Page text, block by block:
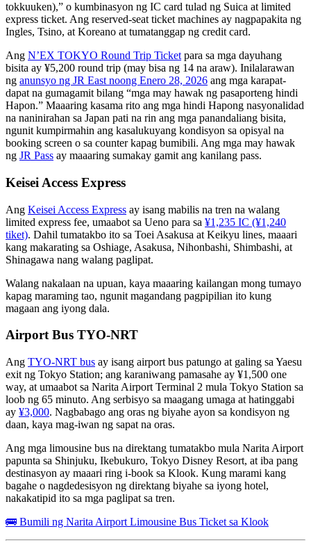
tokkuuken),” o kumbinasyon ng IC card tulad ng Suica at limited
express ticket. Ang reserved-seat ticket machines ay nagpapakita ng
Ingles, Tsino, at Koreano at tumatanggap ng credit card.
Ang N’EX TOKYO Round Trip Ticket para sa mga dayuhang
bisita ay ¥5,200 round trip (may bisa ng 14 na araw). Inilalarawan
ng anunsyo ng JR East noong Enero 28, 2026 ang mga karapat-
dapat na gumagamit bilang “mga may hawak ng pasaporteng hindi
Hapon.” Maaaring kasama rito ang mga hindi Hapong nasyonalidad
na naninirahan sa Japan pati na rin ang mga panandaliang bisita,
ngunit kumpirmahin ang kasalukuyang kondisyon sa opisyal na
booking screen o sa counter kapag bumibili. Ang mga may hawak
ng JR Pass ay maaaring sumakay gamit ang kanilang pass.
Keisei Access Express
Ang Keisei Access Express ay isang mabilis na tren na walang
limited express fee, umaabot sa Ueno para sa ¥1,235 IC (¥1,240
tiket). Dahil tumatakbo ito sa Toei Asakusa at Keikyu lines, maaari
kang makarating sa Oshiage, Asakusa, Nihonbashi, Shimbashi, at
Shinagawa nang walang paglipat.
Walang nakalaan na upuan, kaya maaaring kailangan mong tumayo
kapag maraming tao, ngunit magandang pagpipilian ito kung
magaan ang iyong dala.
Airport Bus TYO-NRT
Ang TYO-NRT bus ay isang airport bus patungo at galing sa Yaesu
exit ng Tokyo Station; ang karaniwang pamasahe ay ¥1,500 one
way, at umaabot sa Narita Airport Terminal 2 mula Tokyo Station sa
loob ng 65 minuto. Ang serbisyo sa maagang umaga at hatinggabi
ay ¥3,000. Nagbabago ang oras ng biyahe ayon sa kondisyon ng
daan, kaya mag-iwan ng sapat na oras.
Ang mga limousine bus na direktang tumatakbo mula Narita Airport
papunta sa Shinjuku, Ikebukuro, Tokyo Disney Resort, at iba pang
destinasyon ay maaari ring i-book sa Klook. Kung marami kang
bagahe o nagdedesisyon ng direktang biyahe sa iyong hotel,
nakakatipid ito sa mga paglipat sa tren.
🚌 Bumili ng Narita Airport Limousine Bus Ticket sa Klook